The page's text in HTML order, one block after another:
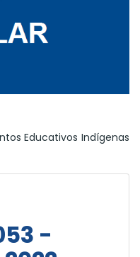
Educativos Indígenas
-